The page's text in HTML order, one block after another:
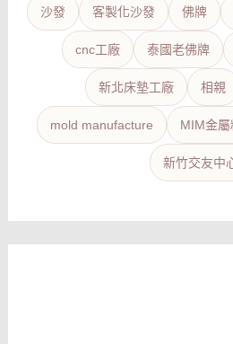
沙發 客製化沙發 佛牌
cnc工廠 泰國老佛牌
新北床墊工廠 相親
mold manufacture MIM金
新竹交友中